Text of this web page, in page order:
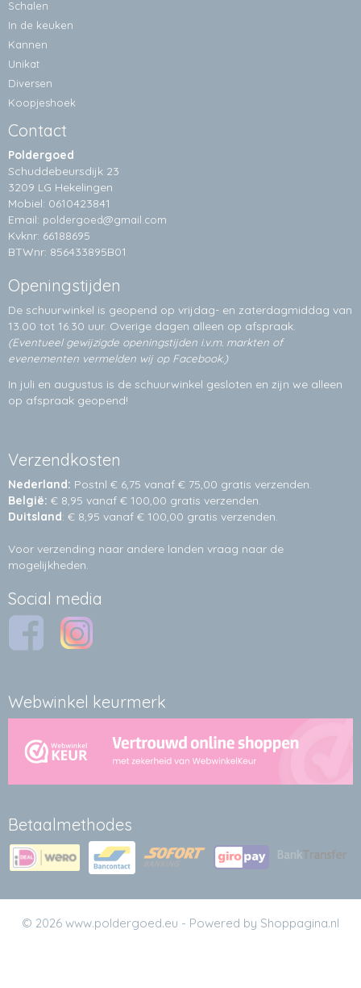
Schalen
In de keuken
Kannen
Unikat
Diversen
Koopjeshoek
Contact
Poldergoed
Schuddebeursdijk 23
3209 LG Hekelingen
Mobiel: 0610423841
Email: poldergoed@gmail.com
Kvknr: 66188695
BTWnr: 856433895B01
Openingstijden
De schuurwinkel is geopend op vrijdag- en zaterdagmiddag van
13.00 tot 16.30 uur. Overige dagen alleen op afspraak.
(Eventueel gewijzigde openingstijden i.v.m. markten of
evenementen vermelden wij op Facebook.)
In juli en augustus is de schuurwinkel gesloten en zijn we alleen
op afspraak geopend!
Verzendkosten
Nederland: Postnl € 6,75 vanaf € 75,00 gratis verzenden.
België: € 8,95 vanaf € 100,00 gratis verzenden.
Duitsland: € 8,95 vanaf € 100,00 gratis verzenden.
Voor verzending naar andere landen vraag naar de
mogelijkheden.
Social media
Webwinkel keurmerk
Betaalmethodes
© 2026 www.poldergoed.eu - Powered by Shoppagina.nl